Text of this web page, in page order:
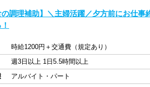
の調理補助】＼主婦活躍／夕方前にお仕
時給1200円＋交通費（規定あり）
週3日以上 1日5.5時間以上
アルバイト・パート